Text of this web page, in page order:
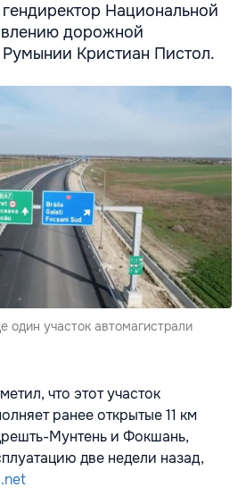
Национальной
дорожной
Кристиан Пистол.
один участок автомагистрали
что этот участок
ранее открытые 11 км
Мунтень и Фокшань,
две недели назад,